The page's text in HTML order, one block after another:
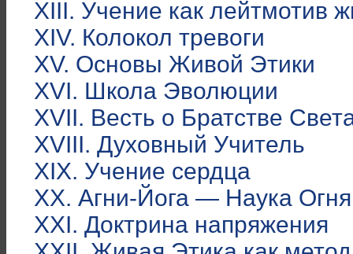
ХIII. Учение как лейтмотив
ХIV. Колокол тревоги
ХV. Основы Живой Этики
ХVI. Школа Эволюции
ХVII. Весть о Братстве
ХVIII. Духовный Учитель
ХIХ. Учение сердца
ХХ. Агни-Йога — Наука Огня
XXI. Доктрина напряжения